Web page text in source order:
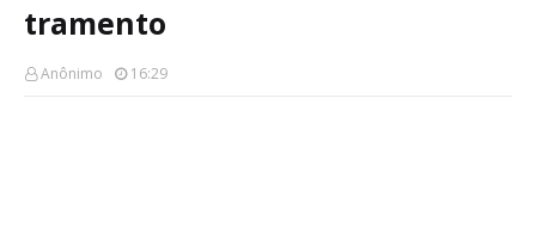
tramento
Anônimo 16:29